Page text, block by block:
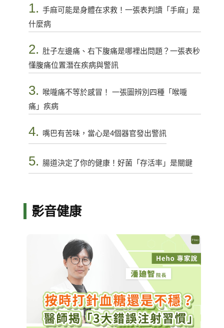
1. 手麻可能是身體在求救！一張表判讀「手麻」是
什麼病
2. 肚子左邊痛、右下腹痛是哪裡出問題？一張表秒
懂腹痛位置潛在疾病與警訊
3.
喉嚨痛不等於感冒！ 一張圖辨別四種「喉嚨
痛」疾病
4. 嘴巴有苦味，當心是4個器官發出警訊
5. 腸道決定了你的健康！好菌「存活率」是關鍵
影音健康